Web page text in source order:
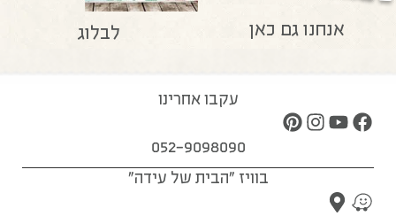
אנחנו גם כאן לבלוג
עקבו אחרינו
052-9098090
בוויז "הבית של עידה"